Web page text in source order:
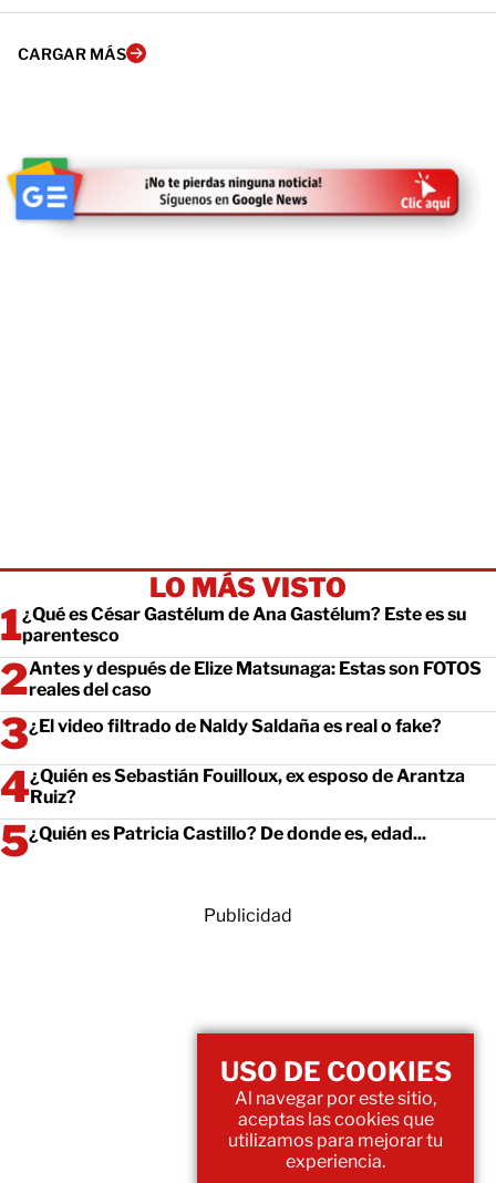
CARGAR MÁS
LO MÁS VISTO
¿Qué es César Gastélum de Ana Gastélum? Este es su
parentesco
Antes y después de Elize Matsunaga: Estas son FOTOS
reales del caso
¿El video filtrado de Naldy Saldaña es real o fake?
¿Quién es Sebastián Fouilloux, ex esposo de Arantza
Ruiz?
¿Quién es Patricia Castillo? De donde es, edad...
Publicidad
USO DE COOKIES
Al navegar por este sitio,
aceptas las cookies que
utilizamos para mejorar tu
experiencia.